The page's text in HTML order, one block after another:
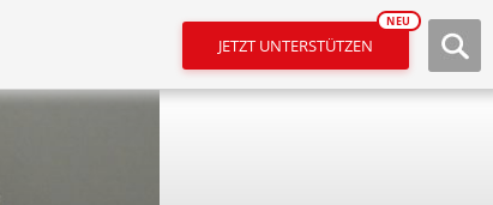
JETZT UNTERSTÜTZEN
NEU